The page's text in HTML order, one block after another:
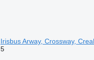
Irisbus Arway, Crossway,
5